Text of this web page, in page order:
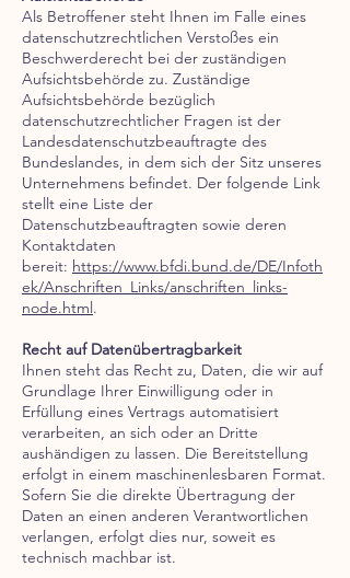
Als Betroffener steht Ihnen im Falle eines
datenschutzrechtlichen Verstoßes ein
Beschwerderecht bei der zuständigen
Aufsichtsbehörde zu. Zuständige
Aufsichtsbehörde bezüglich
datenschutzrechtlicher Fragen ist der
Landesdatenschutzbeauftragte des
Bundeslandes, in dem sich der Sitz unseres
Unternehmens befindet. Der folgende Link
stellt eine Liste der
Datenschutzbeauftragten sowie deren
Kontaktdaten
bereit: https://www.bfdi.bund.de/DE/Infoth
ek/Anschriften_Links/anschriften_links-
node.html.
Recht auf Datenübertragbarkeit
Ihnen steht das Recht zu, Daten, die wir auf
Grundlage Ihrer Einwilligung oder in
Erfüllung eines Vertrags automatisiert
verarbeiten, an sich oder an Dritte
aushändigen zu lassen. Die Bereitstellung
erfolgt in einem maschinenlesbaren Format.
Sofern Sie die direkte Übertragung der
Daten an einen anderen Verantwortlichen
verlangen, erfolgt dies nur, soweit es
technisch machbar ist.